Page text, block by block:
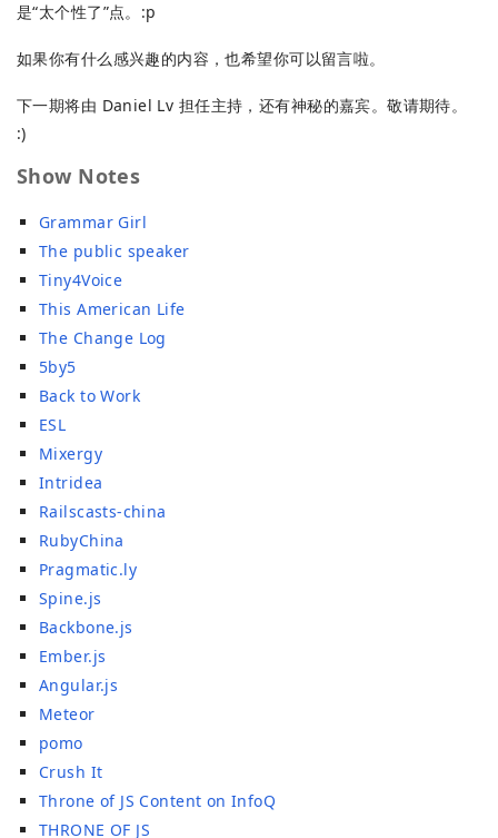
是“太个性了”点。:p
如果你有什么感兴趣的内容，也希望你可以留言啦。
下一期将由 Daniel Lv 担任主持，还有神秘的嘉宾。敬请期待。
:)
Show Notes
Grammar Girl
The public speaker
Tiny4Voice
This American Life
The Change Log
5by5
Back to Work
ESL
Mixergy
Intridea
Railscasts-china
RubyChina
Pragmatic.ly
Spine.js
Backbone.js
Ember.js
Angular.js
Meteor
pomo
Crush It
Throne of JS Content on InfoQ
THRONE OF JS